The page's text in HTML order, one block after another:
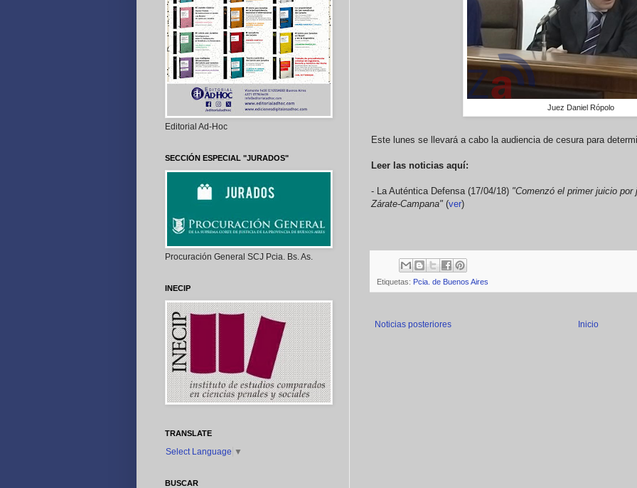
Juez Daniel Rópolo
Este lunes se llevará a cabo la audiencia de cesura para
Leer las noticias aquí:
- La Auténtica Defensa (17/04/18) "Comenzó el primer juicio
Zárate-Campana" (ver)
Etiquetas: Pcia. de Buenos Aires
Noticias posteriores Inicio
Editorial Ad-Hoc
SECCIÓN ESPECIAL "JURADOS"
Procuración General SCJ Pcia. Bs. As.
INECIP
TRANSLATE
Select Language ▼
BUSCAR